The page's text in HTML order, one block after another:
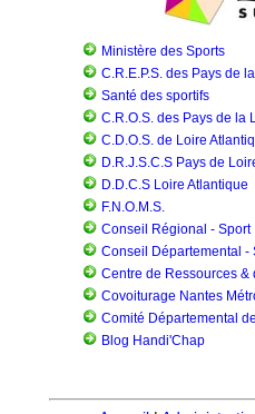
Ministère des Sports
C.R.E.P.S. des Pays de
Santé des sportifs
C.R.O.S. des Pays de la
C.D.O.S. de Loire
D.R.J.S.C.S Pays de
D.D.C.S Loire Atlantique
F.N.O.M.S.
Conseil Régional - Sport
Conseil Départemental -
Centre de Ressources &
Covoiturage Nantes
Comité Départemental
Blog Handi'Chap